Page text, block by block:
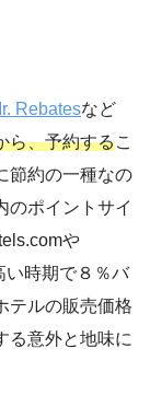
Rebatesなど
ら、予約するこ
節約の一種なの
のポイントサイ
や
い時期で８％バ
テルの販売価格
る意外と地味に